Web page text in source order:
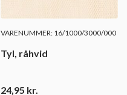
VARENUMMER: 16/1000/3000/000
Tyl, råhvid
24,95 kr.